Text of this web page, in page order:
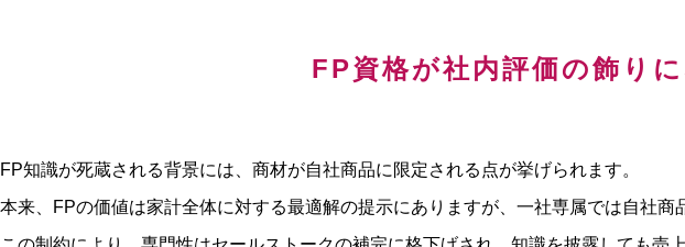
FP資格が社内評価の飾り
FP知識が死蔵される背景には、商材が自社商品に限定される点が挙げられます。
本来、FPの価値は家計全体に対する最適解の提示にありますが、一社専属では自社商